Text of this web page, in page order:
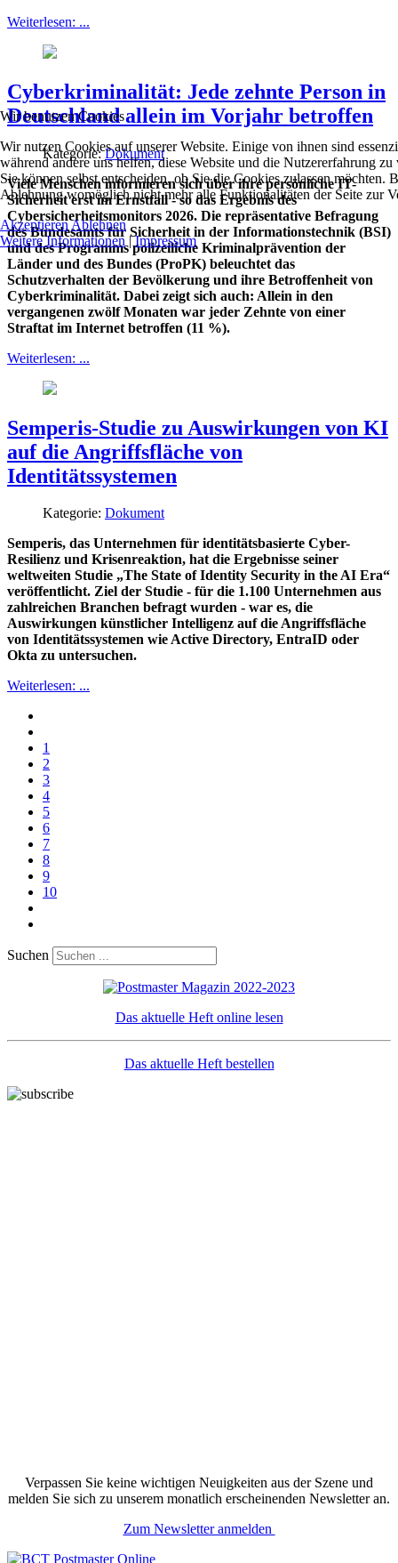
Weiterlesen: ...
Cyberkriminalität: Jede zehnte Person in
Deutschland allein im Vorjahr betroffen
Kategorie:Dokument
Viele Menschen informieren sich über ihre persönliche IT-
Sicherheit erst im Ernstfall - so das Ergebnis des
Cybersicherheitsmonitors 2026. Die repräsentative Befragung
des Bundesamts für Sicherheit in der Informationstechnik (BSI)
und des Programms polizeiliche Kriminalprävention der
Länder und des Bundes (ProPK) beleuchtet das
Schutzverhalten der Bevölkerung und ihre Betroffenheit von
Cyberkriminalität. Dabei zeigt sich auch: Allein in den
vergangenen zwölf Monaten war jeder Zehnte von einer
Straftat im Internet betroffen (11 %).
Weiterlesen: ...
Semperis-Studie zu Auswirkungen von KI
auf die Angriffsfläche von
Identitätssystemen
Kategorie: Dokument
Semperis, das Unternehmen für identitätsbasierte Cyber-
Resilienz und Krisenreaktion, hat die Ergebnisse seiner
weltweiten Studie „The State of Identity Security in the AI Era“
veröffentlicht. Ziel der Studie - für die 1.100 Unternehmen aus
zahlreichen Branchen befragt wurden - war es, die
Auswirkungen künstlicher Intelligenz auf die Angriffsfläche
von Identitätssystemen wie Active Directory, EntraID oder
Okta zu untersuchen.
Weiterlesen: ...
1
2
3
4
5
6
7
8
9
10
Suchen
Das aktuelle Heft online lesen
Das aktuelle Heft bestellen
Verpassen Sie keine wichtigen Neuigkeiten aus der Szene und
melden Sie sich zu unserem monatlich erscheinenden Newsletter an.
Zum Newsletter anmelden
Wir benutzen Cookies
Wir nutzen Cookies auf unserer Website. Einige von ihnen sind
während andere uns helfen, diese Website und die Nutzererfahrung
Sie können selbst entscheiden, ob Sie die Cookies zulassen möchten.
Ablehnung womöglich nicht mehr alle Funktionalitäten der Seite zur
AkzeptierenAblehnen
Weitere Informationen |Impressum